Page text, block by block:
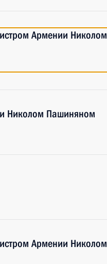
Армении Николом
Николом Пашиняном
Армении Николом